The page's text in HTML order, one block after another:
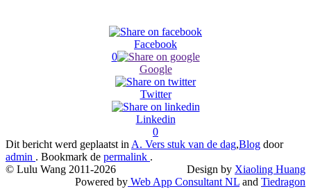
Facebook
0
Google
Twitter
Linkedin
0
Dit bericht werd geplaatst in A. Vers stuk van de dag,Blog door
admin . Bookmark de permalink .
© Lulu Wang 2011-2026
Design by Xiaoling Huang
Powered by Web App Consultant NL and Tiedragon